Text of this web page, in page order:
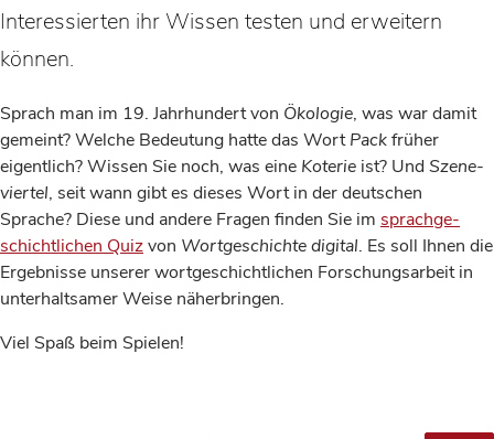
Interessierten ihr Wissen testen und erweitern
können.
Sprach man im 19. Jahrhundert von Ökologie, was war damit
gemeint? Welche Bedeutung hatte das WortPackfrüher
eigentlich? Wissen Sie noch, was eine Koterie ist? UndSzene­
viertel, seit wann gibt es dieses Wort in der deutschen
Sprache? Diese und andere Fragen finden Sie im sprach­ge­
schicht­lichen Quizvon Wort­geschichte digital. Es soll Ihnen die
Ergebnisse unserer wort­geschicht­lichen For­schungs­arbeit in
unterhaltsamer Weise näherbringen.
Viel Spaß beim Spielen!